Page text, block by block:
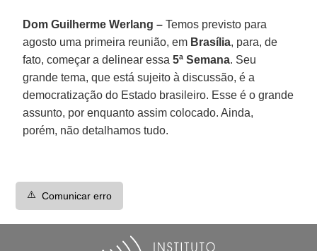
Dom Guilherme Werlang –Temos previsto para
agosto uma primeira reunião, em Brasília, para, de
fato, começar a delinear essa5ª Semana. Seu
grande tema, que está sujeito à discussão, é a
democratização do Estado brasileiro. Esse é o grande
assunto, por enquanto assim colocado. Ainda,
porém, não detalhamos tudo.
⚠️ Comunicar erro